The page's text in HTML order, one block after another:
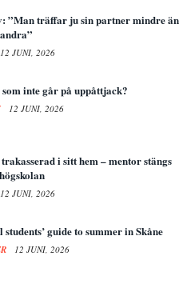
”Man träffar ju sin partner mindre än
12 JUNI, 2026
inte går på uppåttjack?
12 JUNI, 2026
i sitt hem – mentor stängs
12 JUNI, 2026
guide to summer in Skåne
12 JUNI, 2026